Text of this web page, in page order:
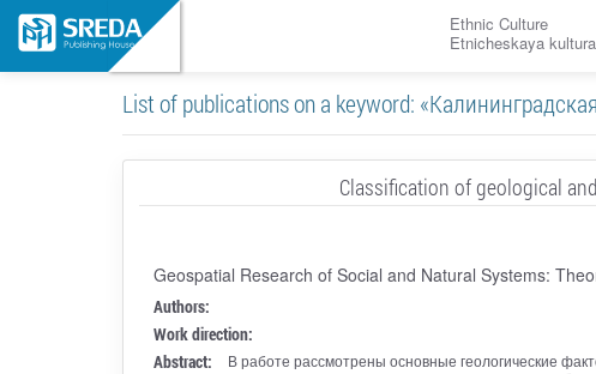
Ethnic Culture
Etnicheskaya kultura
List of publications on a keyword:
Classification of geological
Geospatial Research of Social and Natural Systems:
Authors:
Work direction:
Abstract:
В работе рассмотрены основные геологические